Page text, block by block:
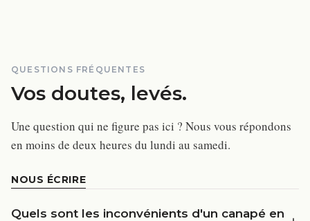
QUESTIONS FRÉQUENTES
Vos doutes, levés.
Une question qui ne figure pas ici ? Nous vous répondons
en moins de deux heures du lundi au samedi.
NOUS ÉCRIRE
Quels sont les inconvénients d'un canapé en